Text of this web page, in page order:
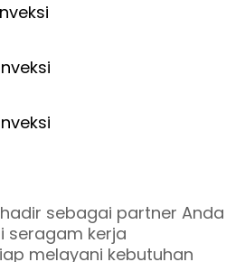
sebagai partner Anda
seragam kerja
melayani kebutuhan